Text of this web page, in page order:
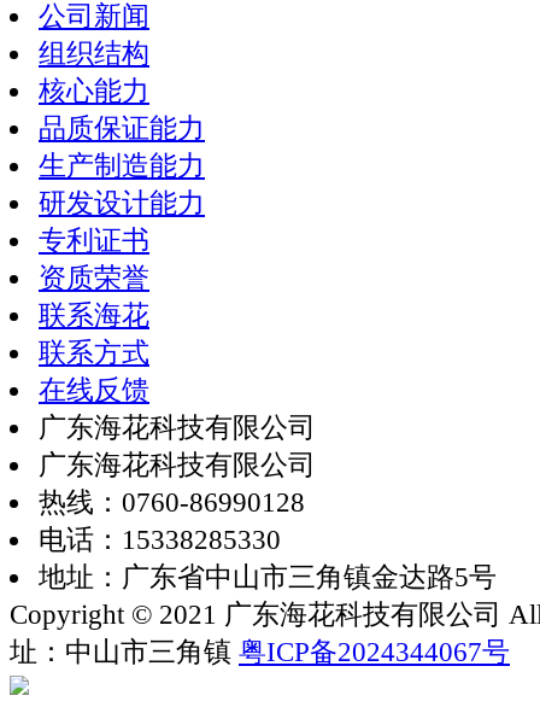
公司新闻
组织结构
核心能力
品质保证能力
生产制造能力
研发设计能力
专利证书
资质荣誉
联系海花
联系方式
在线反馈
广东海花科技有限公司
广东海花科技有限公司
热线：0760-86990128
电话：15338285330
地址：广东省中山市三角镇金达路5号
Copyright © 2021 广东海花科技有限公司
址：中山市三角镇 粤ICP备2024344067号